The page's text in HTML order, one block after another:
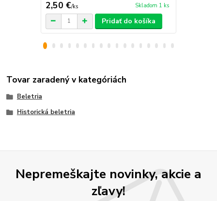
2,50 €/ks Skladom 1 ks
Pridať do košíka
Tovar zaradený v kategóriách
Beletria
Historická beletria
Nepremeškajte novinky, akcie a
zľavy!